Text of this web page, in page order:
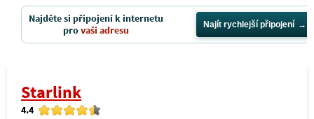
Najděte si připojení k internetu
provaši adresu Najít rychlejší připojení
Starlink
4.4